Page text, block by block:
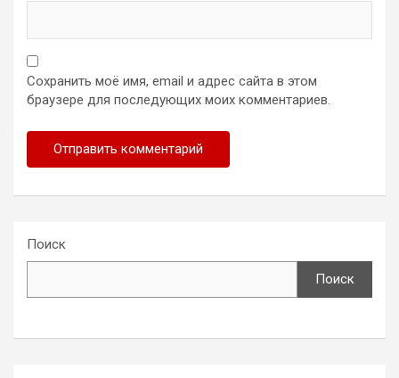
Сохранить моё имя, email и адрес сайта в этом
браузере для последующих моих комментариев.
Поиск
Поиск